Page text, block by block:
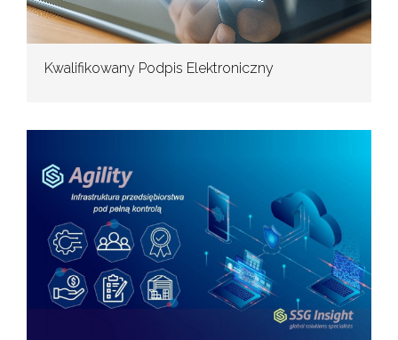
Kwalifikowany Podpis Elektroniczny